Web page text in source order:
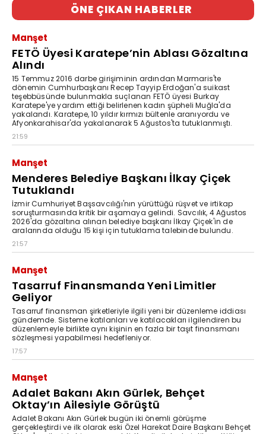
ÖNE ÇIKAN HABERLER
Manşet
FETÖ Üyesi Karatepe’nin Ablası Gözaltına
Alındı
15 Temmuz 2016 darbe girişiminin ardından Marmaris'te
dönemin Cumhurbaşkanı Recep Tayyip Erdoğan'a suikast
teşebbüsünde bulunmakla suçlanan FETÖ üyesi Burkay
Karatepe'ye yardım ettiği belirlenen kadın şüpheli Muğla'da
yakalandı. Karatepe, 10 yıldır kırmızı bültenle aranıyordu ve
Afyonkarahisar'da yakalanarak 5 Ağustos'ta tutuklanmıştı.
21:59
Manşet
Menderes Belediye Başkanı İlkay Çiçek
Tutuklandı
İzmir Cumhuriyet Başsavcılığı'nın yürüttüğü rüşvet ve irtikap
soruşturmasında kritik bir aşamaya gelindi. Savcılık, 4 Ağustos
2026'da gözaltına alınan belediye başkanı İlkay Çiçek'in de
aralarında olduğu 15 kişi için tutuklama talebinde bulundu.
21:57
Manşet
Tasarruf Finansmanda Yeni Limitler
Geliyor
Tasarruf finansman şirketleriyle ilgili yeni bir düzenleme iddiası
gündemde. Sisteme katılanları ve katılacakları ilgilendiren bu
düzenlemeyle birlikte aynı kişinin en fazla bir taşıt finansmanı
sözleşmesi yapabilmesi hedefleniyor.
17:57
Manşet
Adalet Bakanı Akın Gürlek, Behçet
Oktay’ın Ailesiyle Görüştü
Adalet Bakanı Akın Gürlek bugün iki önemli görüşme
gerçekleştirdi ve ilk olarak eski Özel Harekat Daire Başkanı Behçet